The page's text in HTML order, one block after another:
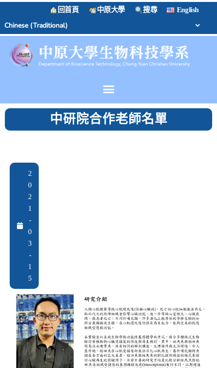
回首頁 中原大學 搜尋 English
中研院合作老師名單
2
0
2
1
-
0
3
-
1
5